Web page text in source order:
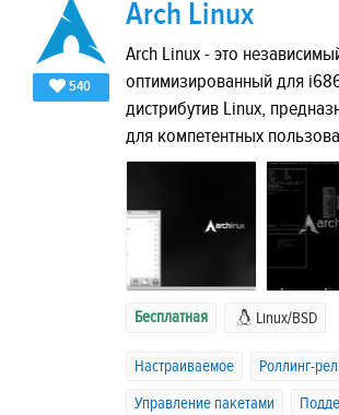
540
Arch Linux
Arch Linux - это
оптимизированный для
дистрибутив Linux,
для компетентных
Бесплатная Linux/BSD
Настраиваемое
Роллинг-
Управление пакетами